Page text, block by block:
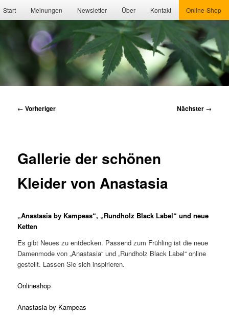
Start Meinungen Newsletter Über Kontakt Online-Shop
Beitragsnavigation
← Vorheriger Nächster →
Gallerie der schönen
Kleider von Anastasia
„Anastasia by Kampeas“, „Rundholz Black Label“ und neue
Ketten
Es gibt Neues zu entdecken. Passend zum Frühling ist die neue
Damenmode von „Anastasia“ und „Rundholz Black Label“ online
gestellt. Lassen Sie sich inspirieren.
Onlineshop
Anastasia by Kampeas